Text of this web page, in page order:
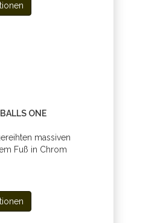
ONE
massiven
Fuß in Chrom